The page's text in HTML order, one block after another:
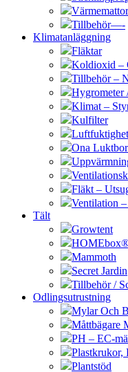
Värmemattor
Tillbehör—-
Klimatanläggning
Fläktar
Koldioxid –
Tillbehör –
Hygrometer
Klimat –
Kulfilter
Luftfuktighet
Ona
Fläkt –
Ventilation
Tält
Growtent
Mammoth
Secret Jardin
Tillbehör /
Odlingsutrustning
Mylar Och
Måttbägare
PH – EC-
Plastkrukor,
Plantstöd